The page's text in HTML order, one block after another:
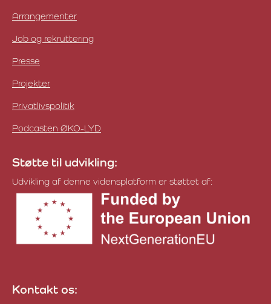
Arrangementer
Job og rekruttering
Presse
Projekter
Privatlivspolitik
Podcasten ØKO-LYD
Støtte til udvikling:
Udvikling af denne vidensplatform er støttet af:
Kontakt os: